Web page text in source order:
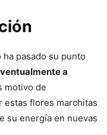
pasado su punto
a
motivo de
estas flores marchitas
su energía en nuevas